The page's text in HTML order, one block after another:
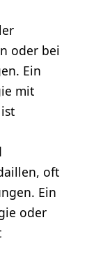
oder bei
Ein
mit
oft
Ein
oder